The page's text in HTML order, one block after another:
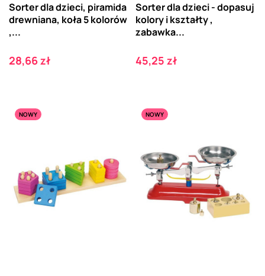
Sorter dla dzieci, piramida
drewniana, koła 5 kolorów
,...
Cena
28,66 zł
Sorter dla dzieci - dopasuj
kolory i kształty ,
zabawka...
Cena
45,25 zł
NOWY NOWY